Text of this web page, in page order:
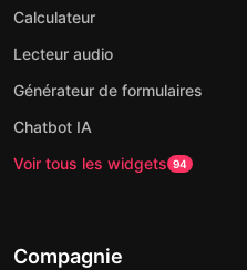
Calculateur
Lecteur audio
Générateur de formulaires
Chatbot IA
Voir tous les widgets 94
Compagnie